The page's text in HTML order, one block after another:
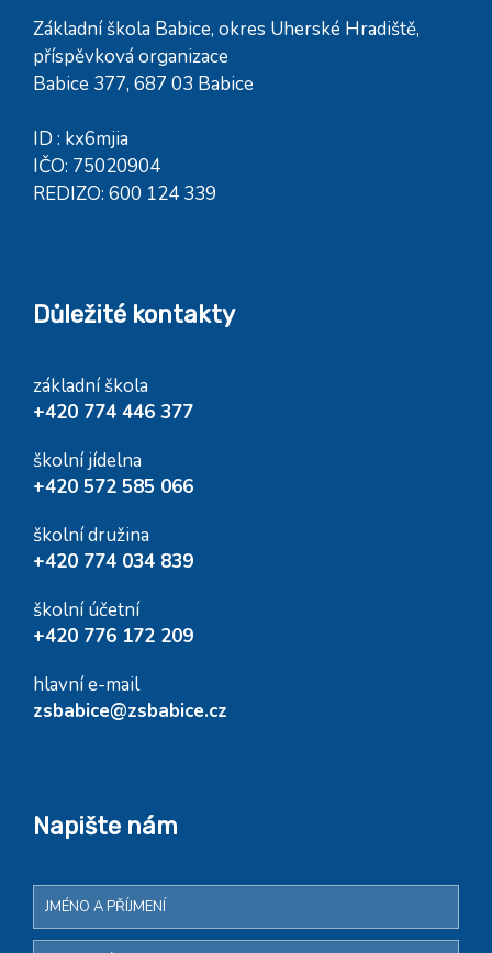
Základní škola Babice, okres Uherské Hradiště,
příspěvková organizace
Babice 377, 687 03 Babice
ID : kx6mjia
IČO: 75020904
REDIZO: 600 124 339
Důležité kontakty
základní škola
+420 774 446 377
školní jídelna
+420 572 585 066
školní družina
+420 774 034 839
školní účetní
+420 776 172 209
hlavní e-mail
zsbabice@zsbabice.cz
Napište nám